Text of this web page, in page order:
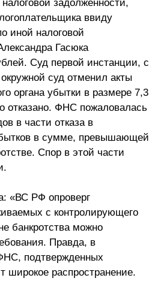
задолженности,
ввиду
иной налоговой
Гасюка
Суд первой инстанции, с
суд отменил акты
органа убытки в размере 7,3
отказано. ФНС пожаловалась
в части отказа в
в сумме, превышающей
Спор в этой части
«ВС РФ опроверг
с контролирующего
банкротства можно
Правда, в
подтвержденных
широкое распространение.